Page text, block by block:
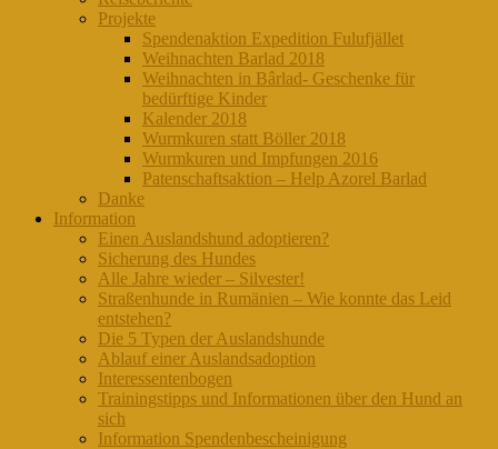
Projekte
Spendenaktion Expedition Fulufjället
Weihnachten Barlad 2018
Weihnachten in Bârlad- Geschenke für
bedürftige Kinder
Kalender 2018
Wurmkuren statt Böller 2018
Wurmkuren und Impfungen 2016
Patenschaftsaktion – Help Azorel Barlad
Danke
Information
Einen Auslandshund adoptieren?
Sicherung des Hundes
Alle Jahre wieder – Silvester!
Straßenhunde in Rumänien – Wie konnte das Leid
entstehen?
Die 5 Typen der Auslandshunde
Ablauf einer Auslandsadoption
Interessentenbogen
Trainingstipps und Informationen über den Hund an
sich
Information Spendenbescheinigung